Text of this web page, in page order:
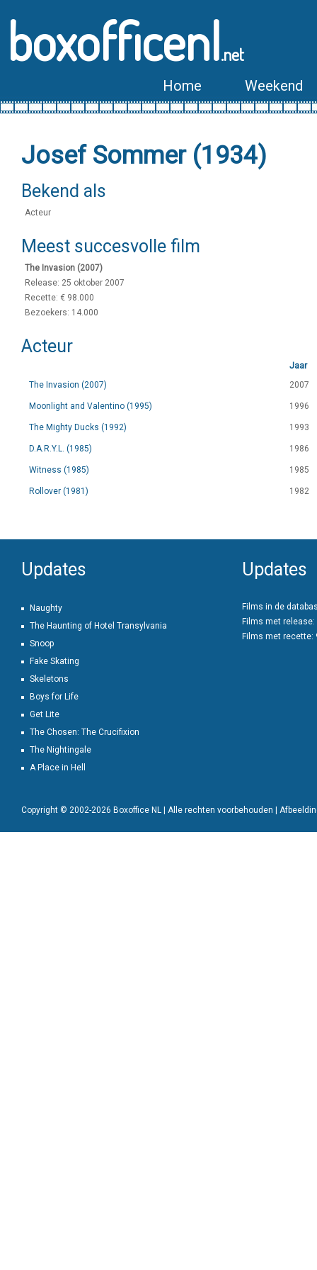
boxofficenl.net
Home Weekend
Josef Sommer (1934)
Bekend als
Acteur
Meest succesvolle film
The Invasion (2007)
Release: 25 oktober 2007
Recette: € 98.000
Bezoekers: 14.000
Acteur
Jaar
The Invasion (2007)
2007
Moonlight and Valentino (1995) 1996
The Mighty Ducks (1992) 1993
D.A.R.Y.L. (1985) 1986
Witness (1985) 1985
Rollover (1981) 1982
Updates
Naughty
The Haunting of Hotel Transylvania
Snoop
Fake Skating
Skeletons
Boys for Life
Get Lite
The Chosen: The Crucifixion
The Nightingale
A Place in Hell
Updates
Films in de
Films met release:
Films met recette:
Copyright © 2002-2026 Boxoffice NL | Alle rechten voorbehouden |